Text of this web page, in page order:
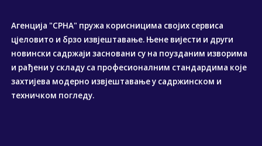
Агенција "СРНА" пружа корисницима својих сервиса
цјеловито и брзо извјештавање. Њене вијести и други
новински садржаји засновани су на поузданим изворима
и рађени у складу са професионалним стандардима које
захтијева модерно извјештавање у садржинском и
техничком погледу.